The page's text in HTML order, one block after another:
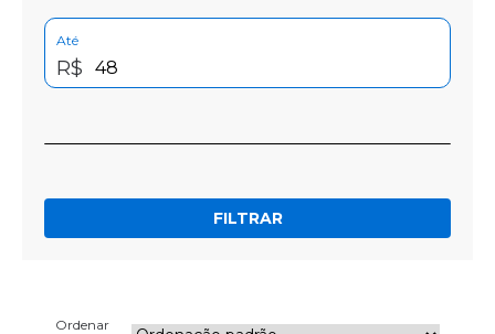
Até
R$
FILTRAR
Ordenar